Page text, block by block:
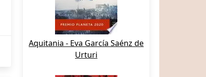
Aquitania - Eva García Saénz de
Urturi